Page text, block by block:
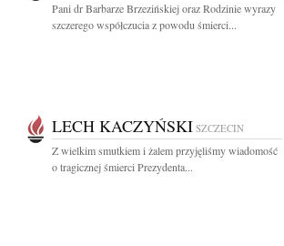
Pani dr Barbarze Brzezińskiej oraz Rodzinie wyrazy
szczerego współczucia z powodu śmierci...
LECH KACZYŃSKI SZCZECIN
Z wielkim smutkiem i żalem przyjęliśmy wiadomość
o tragicznej śmierci Prezydenta...